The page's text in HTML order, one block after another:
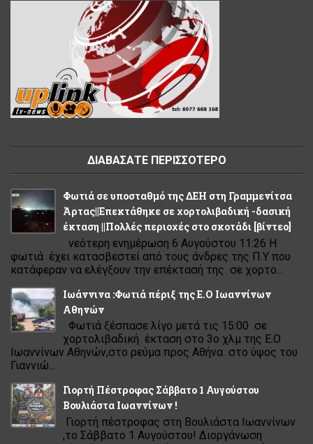
ΔΙΑΒΑΣΑΤΕ ΠΕΡΙΣΣΟΤΕΡΟ
Φωτιά σε υποσταθμό της ΔΕΗ στη Γραμμενίτσα
Άρτας||Επεκτάθηκε σε χορτολιβαδική -δασική
έκταση ||Πολλές περιοχές στο σκοτάδι [βίντεο]
νεότερη ενημέρωση 6 Αυγούστου 11:26 Η
φωτιά έχει κατασβεστεί από τους άνδρες της Π.Υ που
κατάφεραν να ελέγξουν την επέκτασή της σε χορτο...
Ιωάννινα :Φωτιά πέριξ της Ε.Ο Ιωαννίνων
Αθηνών
Φωτιά ξέσπασε λίγο μετά τις 15:00 σε
χορτολιβαδική έκταση στο 3ο χλμ της Ε.Ο
Ιωαννίνων Αθηνών,στο ρεύμα προς Αθήνα στο ύψος του
Γιαννιώ...
Γιορτή Πέστροφας Σάββατο 1 Αυγούστου
Βουλιάστα Ιωαννίνων !
Γιορτή πέστροφας στη Βουλιάστα Ιωαννίνων
,το Σάββατο 1 Αυγούστου! Διοργάνωση